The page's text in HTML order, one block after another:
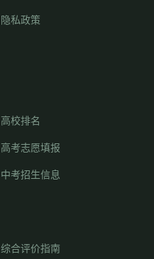
隐私政策
高校排名
高考志愿填报
中考招生信息
综合评价指南